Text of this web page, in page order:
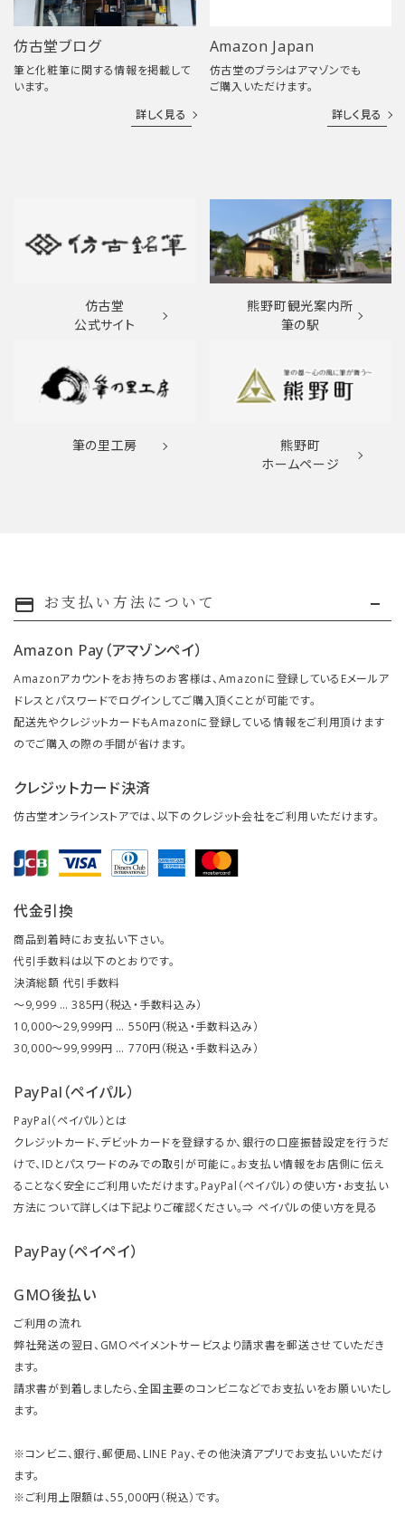
仿古堂ブログ
筆と化粧筆に関する情報を掲載して
います。
詳しく見る
Amazon Japan
仿古堂のブラシはアマゾンでも
ご購入いただけます。
詳しく見る
仿古堂
公式サイト
熊野町観光案内所
筆の駅
筆の里工房
熊野町
ホームページ
payment お支払い方法について
Amazon Pay（アマゾンペイ）
Amazonアカウントをお持ちのお客様は、Amazonに登録しているEメールア
ドレスとパスワードでログインしてご購入頂くことが可能です。
配送先やクレジットカードもAmazonに登録している情報をご利用頂けます
のでご購入の際の手間が省けます。
クレジットカード決済
仿古堂オンラインストアでは、以下のクレジット会社をご利用いただけます。
代金引換
商品到着時にお支払い下さい。
代引手数料は以下のとおりです。
決済総額 代引手数料
～9,999 … 385円（税込・手数料込み）
10,000～29,999円 … 550円（税込・手数料込み）
30,000～99,999円 … 770円（税込・手数料込み）
PayPal（ペイパル）
PayPal（ペイパル）とは
クレジットカード、デビットカードを登録するか、銀行の口座振替設定を行うだ
けで、IDとパスワードのみでの取引が可能に。お支払い情報をお店側に伝え
ることなく安全にご利用いただけます。PayPal（ペイパル）の使い方・お支払い
方法について詳しくは下記よりご確認ください。⇒ ペイパルの使い方を見る
PayPay（ペイペイ）
GMO後払い
ご利用の流れ
弊社発送の翌日、GMOペイメントサービスより請求書を郵送させていただき
ます。
請求書が到着しましたら、全国主要のコンビニなどでお支払いをお願いいたし
ます。
※コンビニ、銀行、郵便局、LINE Pay、その他決済アプリでお支払いいただけ
ます。
※ご利用上限額は、55,000円（税込）です。